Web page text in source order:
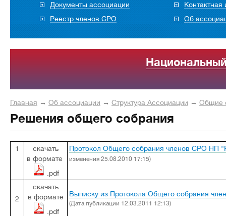
Документы ассоциации
Реестр членов СРО
Об
Главная → Об ассоциации → Структура Ассоциации → Общие
Решения общего собрания
1
скачать
в формате
.pdf
Протокол Общего собрания членов СРО НП
изменения 25.08.2010 17:15)
2
скачать
в формате
.pdf
Выписку из Протокола Общего собрания
(Дата публикации 12.03.2011 12:13)